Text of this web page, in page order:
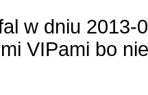
w dniu 2013-
VIPami bo